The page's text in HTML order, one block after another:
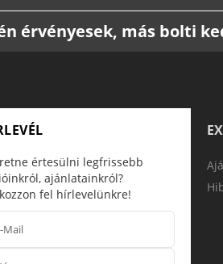
érvényesek, más bolti
értesülni legfrissebb
ajánlatainkról?
fel hírlevelünkre!